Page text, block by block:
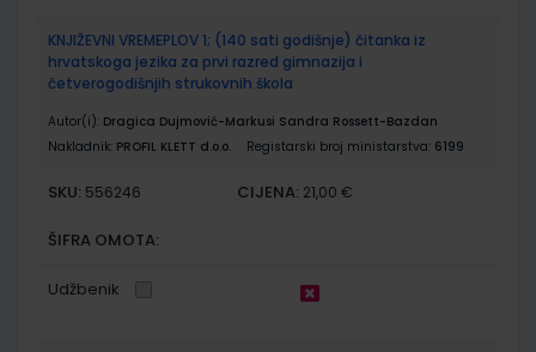
KNJIŽEVNI VREMEPLOV 1; (140 sati godišnje) čitanka iz
hrvatskoga jezika za prvi razred gimnazija i
četverogodišnjih strukovnih škola
Autor(i): Dragica Dujmović-Markusi Sandra Rossett-Bazdan
Nakladnik: PROFIL KLETT d.o.o. Registarski broj ministarstva: 6199
SKU: 556246 CIJENA: 21,00 €
ŠIFRA OMOTA:
Udžbenik